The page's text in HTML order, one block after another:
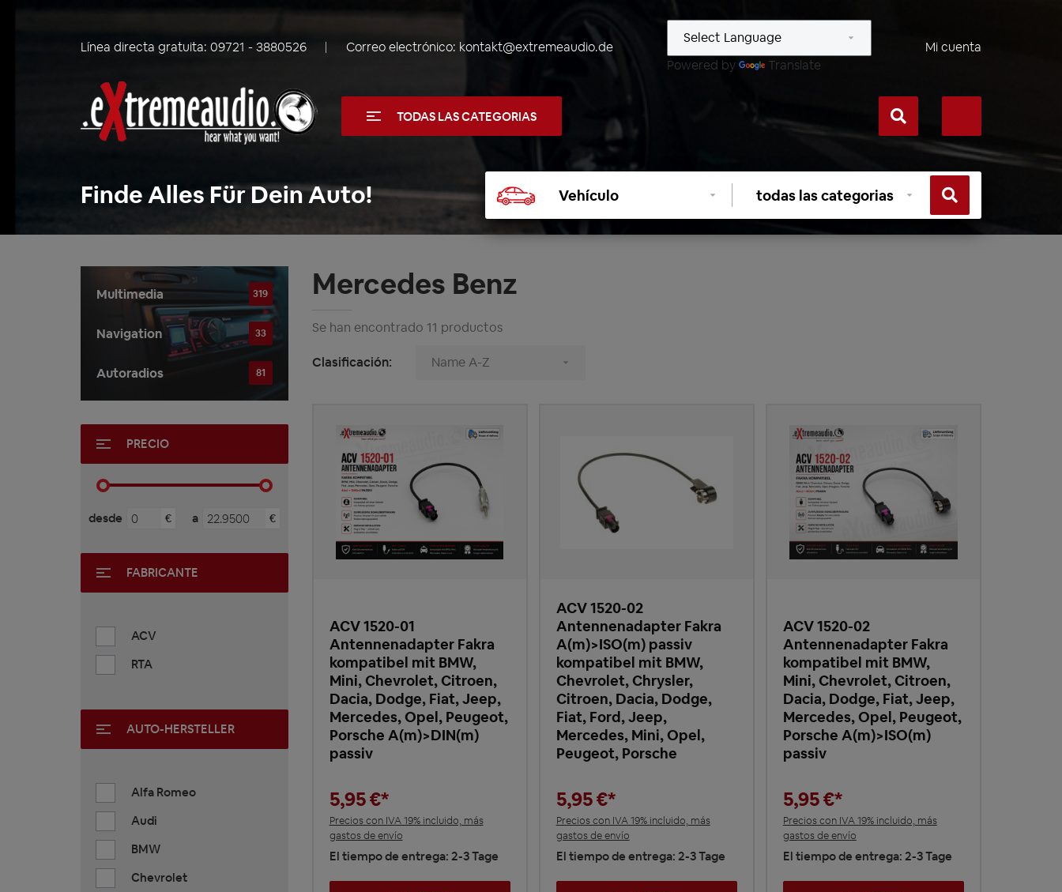
Línea directa gratuita: 09721 - 3880526 Correo electrónico: kontakt@extremeaudio.de
Powered by
Translate
Mi cuenta
TODAS LAS CATEGORIAS
Finde Alles Für Dein Auto!
vehículo
Seleccionar
categoría
Multimedia 319
Navigation 33
Autoradios 81
PRECIO
desde € a €
FABRICANTE
ACV
RTA
AUTO-HERSTELLER
Alfa Romeo
Audi
BMW
Chevrolet
Mercedes Benz
Se han encontrado 11 productos
Clasificación:
ACV 1520-01
Antennenadapter Fakra
kompatibel mit BMW,
Mini, Chevrolet, Citroen,
Dacia, Dodge, Fiat, Jeep,
Mercedes, Opel, Peugeot,
Porsche A(m)>DIN(m)
passiv
5,95 €*
Precios con IVA 19% incluido, más
gastos de envío
El tiempo de entrega: 2-3 Tage
ACV 1520-02
Antennenadapter Fakra
A(m)>ISO(m) passiv
kompatibel mit BMW,
Chevrolet, Chrysler,
Citroen, Dacia, Dodge,
Fiat, Ford, Jeep,
Mercedes, Mini, Opel,
Peugeot, Porsche
5,95 €*
Precios con IVA 19% incluido, más
gastos de envío
El tiempo de entrega: 2-3 Tage
ACV 1520-02
Antennenadapter Fakra
kompatibel mit BMW,
Mini, Chevrolet, Citroen,
Dacia, Dodge, Fiat, Jeep,
Mercedes, Opel, Peugeot,
Porsche A(m)>ISO(m)
passiv
5,95 €*
Precios con IVA 19% incluido, más
gastos de envío
El tiempo de entrega: 2-3 Tage